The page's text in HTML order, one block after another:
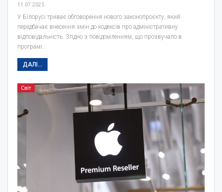
11.07.2025
У Білорусі триває обговорення нового законопроєкту, який
передбачає внесення змін до кодексів про адміністративну
відповідальність. Згідно з повідомленням, що прозвучало в
програмі…
ДАЛІ...
Світ